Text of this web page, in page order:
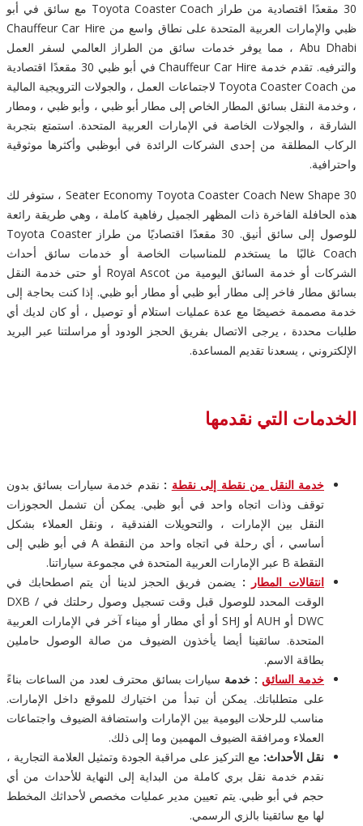
30 مقعدًا اقتصادية من طراز Toyota Coaster Coach مع سائق في أبو
ظبي والإمارات العربية المتحدة على نطاق واسع من Chauffeur Car Hire
Abu Dhabi ، مما يوفر خدمات سائق من الطراز العالمي لسفر العمل
والترفيه. تقدم خدمة Chauffeur Car Hire في أبو ظبي 30 مقعدًا اقتصادية
من Toyota Coaster Coach لاجتماعات العمل ، والجولات الترويجية المالية
، وخدمة النقل بسائق المطار الخاص إلى مطار أبو ظبي ، وأبو ظبي ، ومطار
الشارقة ، والجولات الخاصة في الإمارات العربية المتحدة. استمتع بتجربة
الركاب المطلقة من إحدى الشركات الرائدة في أبوظبي وأكثرها موثوقية
واحترافية.
30 Seater Economy Toyota Coaster Coach New Shape ، ستوفر لك
هذه الحافلة الفاخرة ذات المظهر الجميل رفاهية كاملة ، وهي طريقة رائعة
للوصول إلى سائق أنيق. 30 مقعدًا اقتصاديًا من طراز Toyota Coaster
Coach غالبًا ما يستخدم للمناسبات الخاصة أو خدمات سائق أحداث
الشركات أو خدمة السائق اليومية من Royal Ascot أو حتى خدمة النقل
بسائق مطار فاخر إلى مطار أبو ظبي أو مطار أبو ظبي. إذا كنت بحاجة إلى
خدمة مصممة خصيصًا مع عدة عمليات استلام أو توصيل ، أو كان لديك أي
طلبات محددة ، يرجى الاتصال بفريق الحجز الودود أو مراسلتنا عبر البريد
الإلكتروني ، يسعدنا تقديم المساعدة.
الخدمات التي نقدمها
خدمة النقل من نقطة إلى نقطة : نقدم خدمة سيارات بسائق بدون
توقف وذات اتجاه واحد في أبو ظبي. يمكن أن تشمل الحجوزات
النقل بين الإمارات ، والتحويلات الفندقية ، ونقل العملاء بشكل
أساسي ، أي رحلة في اتجاه واحد من النقطة A في أبو ظبي إلى
النقطة B عبر الإمارات العربية المتحدة في مجموعة سياراتنا.
انتقالات المطار
: يضمن فريق الحجز لدينا أن يتم اصطحابك في
الوقت المحدد للوصول قبل وقت تسجيل وصول رحلتك في DXB /
DWC أو AUH أو SHJ أو أي مطار أو ميناء آخر في الإمارات العربية
المتحدة. سائقينا أيضا يأخذون الضيوف من صالة الوصول حاملين
بطاقة الاسم.
خدمة السائق: خدمة سيارات بسائق محترف لعدد من الساعات بناءً
على متطلباتك. يمكن أن تبدأ من اختيارك للموقع داخل الإمارات.
مناسب للرحلات اليومية بين الإمارات واستضافة الضيوف واجتماعات
العملاء ومرافقة الضيوف المهمين وما إلى ذلك.
نقل الأحداث: مع التركيز على مراقبة الجودة وتمثيل العلامة التجارية ،
نقدم خدمة نقل بري كاملة من البداية إلى النهاية للأحداث من أي
حجم في أبو ظبي. يتم تعيين مدير عمليات مخصص لأحداثك المخطط
لها مع سائقينا بالزي الرسمي.